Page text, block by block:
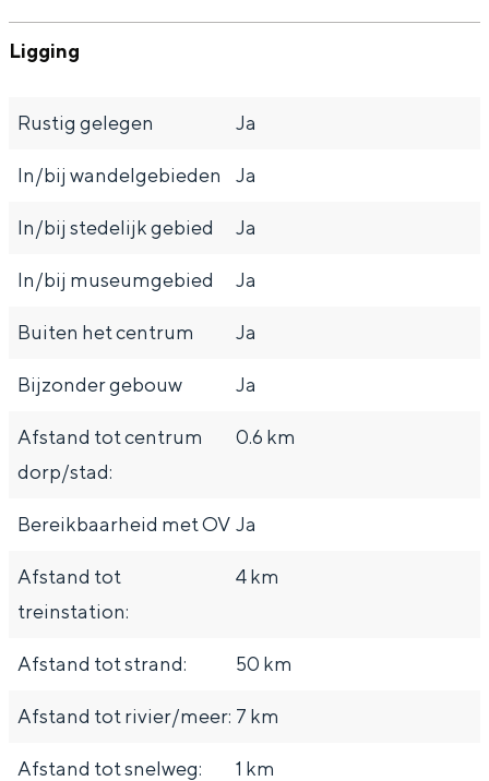
Ligging
Rustig gelegen Ja
In/bij wandelgebieden Ja
In/bij stedelijk gebied Ja
In/bij museumgebied Ja
Buiten het centrum Ja
Bijzonder gebouw Ja
Afstand tot centrum
dorp/stad:
0.6 km
Bereikbaarheid met OV Ja
Afstand tot
treinstation:
4 km
Afstand tot strand: 50 km
Afstand tot rivier/meer: 7 km
Afstand tot snelweg: 1 km